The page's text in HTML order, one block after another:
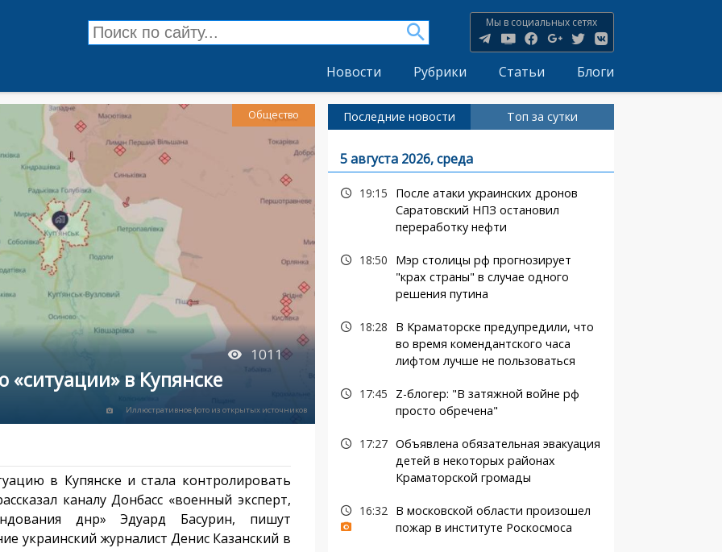
Мы в социальных сетях
Новости Рубрики Статьи Блоги
1011
«ситуации» в Купянске
Иллюстративное фото из открытых источников
Общество
в Купянске и стала контролировать
каналу Донбасс «военный эксперт,
днр» Эдуард Басурин, пишут
украинский журналист Денис Казанский в
Последние новости Топ за сутки
5 августа 2026, среда
19:15
После атаки украинских дронов
Саратовский НПЗ остановил
переработку нефти
18:50
Мэр столицы рф прогнозирует
"крах страны" в случае одного
решения путина
18:28
В Краматорске предупредили, что
во время комендантского часа
лифтом лучше не пользоваться
17:45
Z-блогер: "В затяжной войне рф
просто обречена"
17:27 Объявлена обязательная эвакуация
детей в некоторых районах
Краматорской громады
16:32
В московской области произошел
пожар в институте Роскосмоса